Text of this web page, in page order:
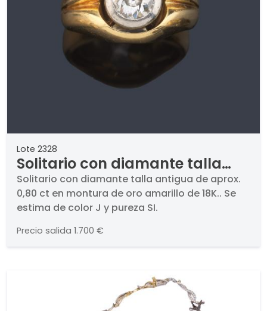
Lote 2328
Solitario con diamante talla
antigua de aprox. 0,80 ct en
montura de oro amarillo de 18K.
Solitario con diamante talla antigua de aprox.
0,80 ct en montura de oro amarillo de 18K.. Se
estima de color J y pureza SI.
Precio salida 1.700 €